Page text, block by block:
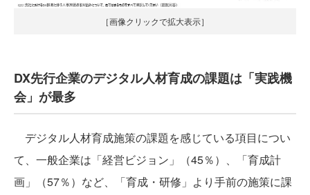
［画像クリックで拡大表示］
DX先行企業のデジタル人材育成の課題は「実践機
会」が最多
デジタル人材育成施策の課題を感じている項目につい
て、一般企業は「経営ビジョン」（45％）、「育成計
画」（57％）など、「育成・研修」より手前の施策に課